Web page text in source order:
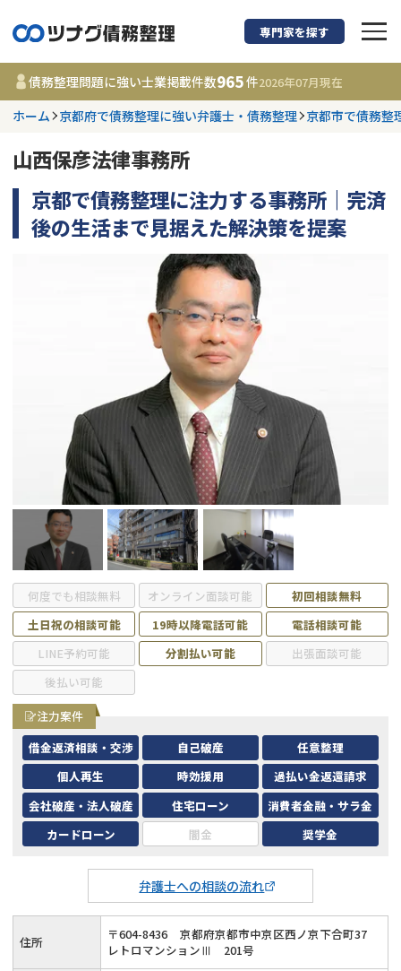
債務整理に強い弁
都道府県を選択
更新日 : 2026年07月31日
相談内容で探す
借金返済相談・交渉
任意整理
時効援用
会社破産・法人破産
消費者金融・サラ金
闇金
費用相場
コラム
債務整理
個人再生（民事再生）
過払金
借金問題
専門家を探す
債務整理問題に強い士業掲載件数965件2026年07月現在
ホーム 京都府で債務整理に強い弁護士・債務整理 京都市で債務整
山西保彦法律事務所
京都で債務整理に注力する事務所｜完済
後の生活まで見据えた解決策を提案
何度でも相談無料 オンライン面談可能
初回相談無料
土日祝の相談可能
19時以降電話可能
電話相談可能
LINE予約可能
分割払い可能
出張面談可能
後払い可能
弁護士への相談の流れ
注力案件
借金返済相談・交渉
自己破産
任意整理
個人再生
時効援用
過払い金返還請求
会社破産・法人破産
住宅ローン
消費者金融・サラ金
カードローン
闇金 奨学金
住所 〒604-8436
京都府京都市中京区西ノ京下合町37
レトロマンションⅢ 201号